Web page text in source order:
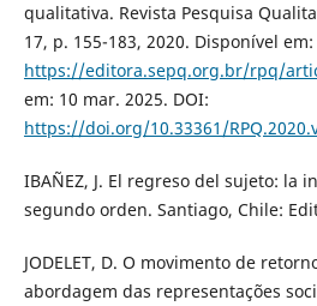
qualitativa. Revista Pesquisa
17, p. 155-183, 2020. Disponível em:
https://editora.sepq.org.br/rpq/
em: 10 mar. 2025. DOI:
https://doi.org/10.33361/
IBAÑEZ, J. El regreso del sujeto: la
segundo orden. Santiago, Chile:
JODELET, D. O movimento de
abordagem das representações